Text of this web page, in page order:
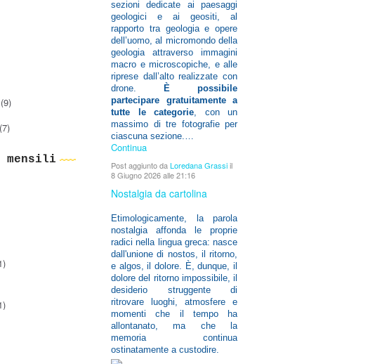
(9)
(7)
mensili
sezioni dedicate ai paesaggi
geologici e ai geositi, al
rapporto tra geologia e opere
dell’uomo, al micromondo della
geologia attraverso immagini
macro e microscopiche, e alle
riprese dall’alto realizzate con
drone. È possibile
partecipare gratuitamente a
tutte le categorie , con un
massimo di tre fotografie per
ciascuna sezione.…
Continua
Post aggiunto daLoredana Grassiil
8 Giugno 2026 alle 21:16
Nostalgia da cartolina
Etimologicamente, la parola
nostalgia affonda le proprie
radici nella lingua greca: nasce
dall'unione di nostos, il ritorno,
e algos, il dolore. È, dunque, il
dolore del ritorno impossibile, il
desiderio struggente di
ritrovare luoghi, atmosfere e
momenti che il tempo ha
allontanato, ma che la
memoria continua
ostinatamente a custodire.